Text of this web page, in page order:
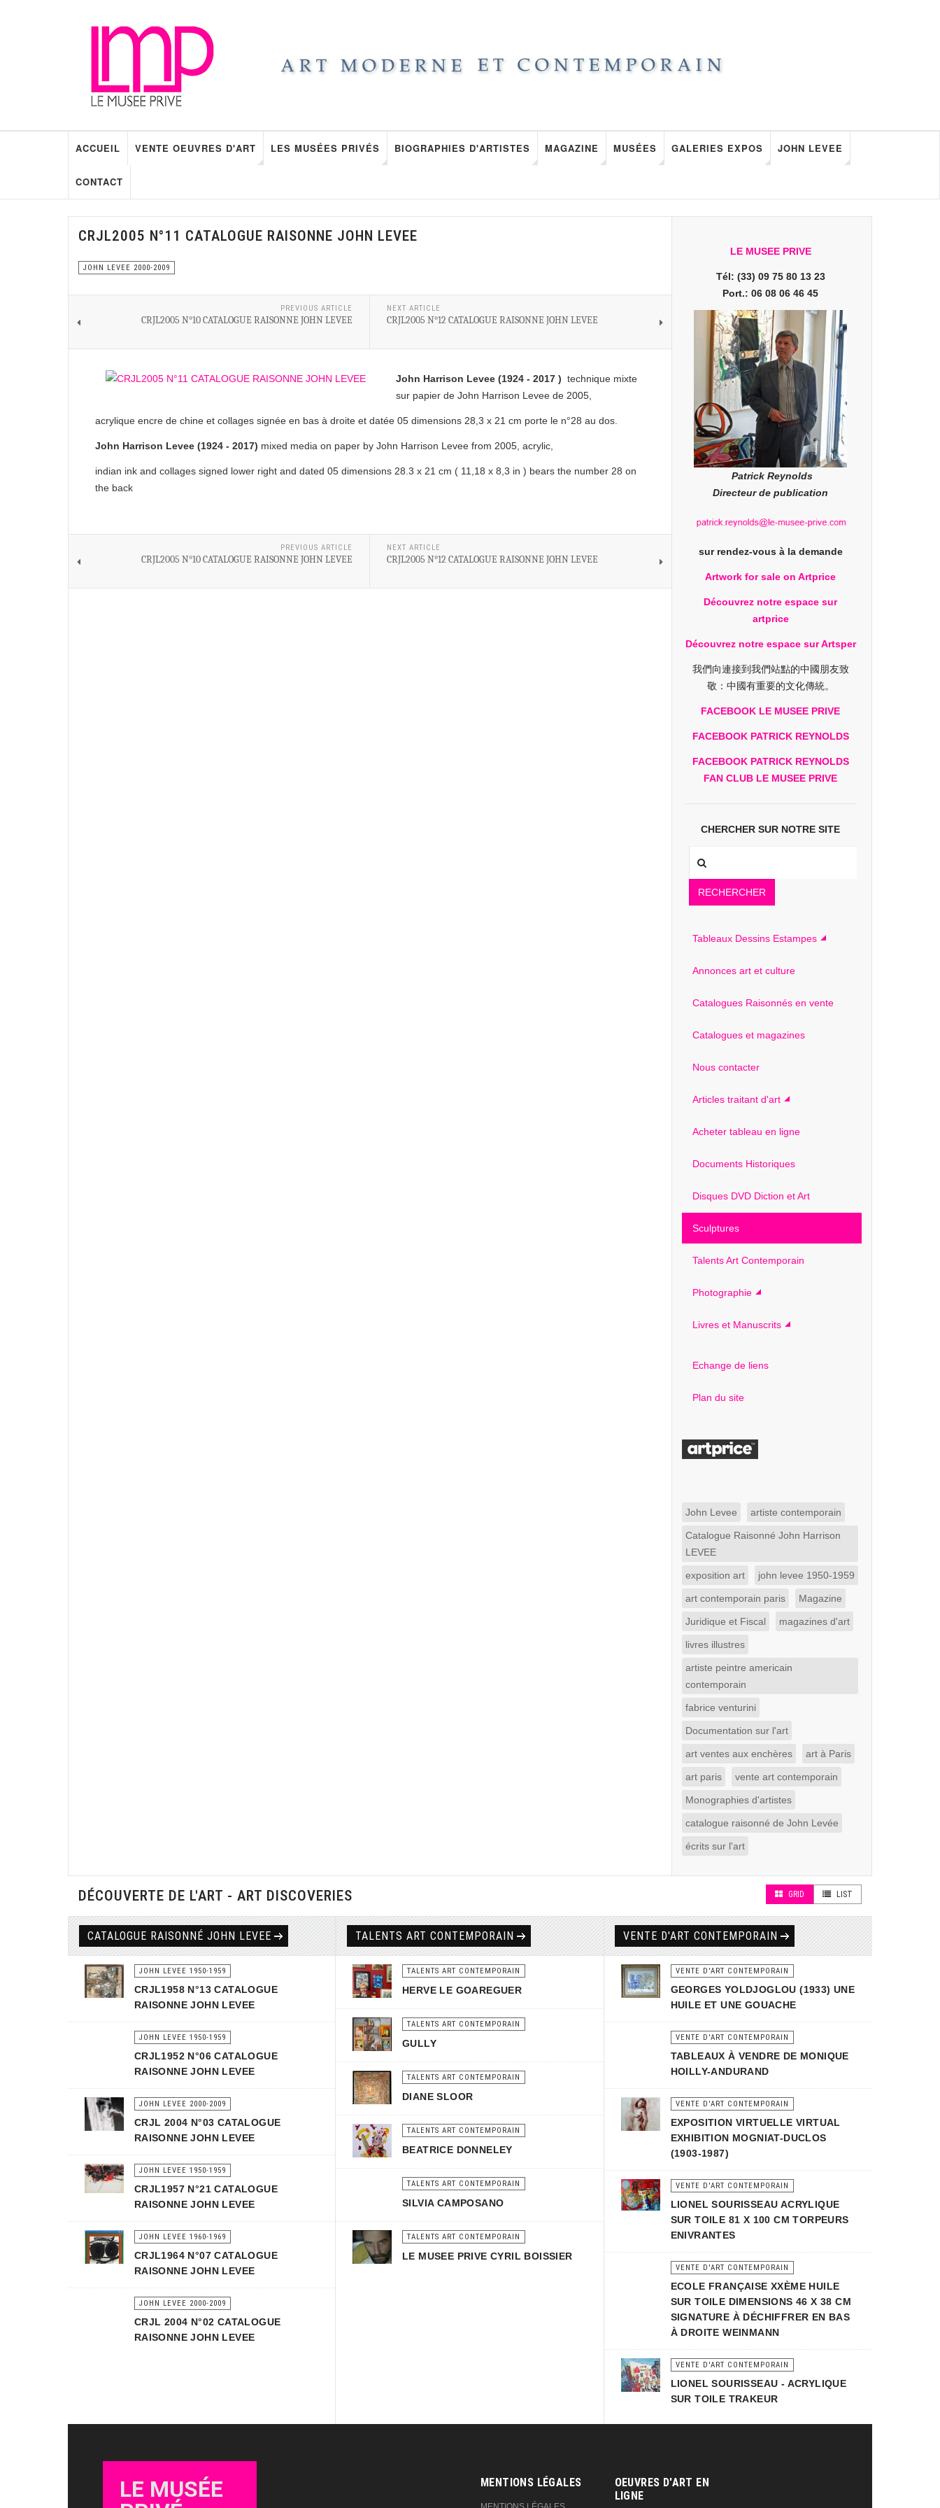
ACCUEIL VENTE OEUVRES D'ART LES MUSÉES PRIVÉS BIOGRAPHIES D'ARTISTES MAGAZINE MUSÉES GALERIES EXPOS JOHN LEVEE
CONTACT
CRJL2005 N°11 CATALOGUE RAISONNE JOHN LEVEE
JOHN LEVEE 2000-2009
PREVIOUS ARTICLE
CRJL2005 N°10 CATALOGUE RAISONNE JOHN LEVEE
NEXT ARTICLE
CRJL2005 N°12 CATALOGUE RAISONNE JOHN LEVEE
John Harrison Levee (1924 - 2017 ) technique mixte
sur papier de John Harrison Levee de 2005,
acrylique encre de chine et collages signée en bas à droite et datée 05 dimensions 28,3 x 21 cm porte le n°28 au dos.
John Harrison Levee (1924 - 2017) mixed media on paper by John Harrison Levee from 2005, acrylic,
indian ink and collages signed lower right and dated 05 dimensions 28.3 x 21 cm ( 11,18 x 8,3 in ) bears the number 28 on
the back
PREVIOUS ARTICLE
CRJL2005 N°10 CATALOGUE RAISONNE JOHN LEVEE
NEXT ARTICLE
CRJL2005 N°12 CATALOGUE RAISONNE JOHN LEVEE
LE MUSEE PRIVE
Tél: (33) 09 75 80 13 23
Port.: 06 08 06 46 45
Patrick Reynolds
Directeur de publication
sur rendez-vous à la demande
Artwork for sale on Artprice
Découvrez notre espace sur
artprice
Découvrez notre espace sur Artsper
我們向連接到我們站點的中國朋友致
敬：中國有重要的文化傳統。
FACEBOOK LE MUSEE PRIVE
FACEBOOK PATRICK REYNOLDS
FACEBOOK PATRICK REYNOLDS
FAN CLUB LE MUSEE PRIVE
CHERCHER SUR NOTRE SITE
RECHERCHER
Tableaux Dessins Estampes
Annonces art et culture
Catalogues Raisonnés en vente
Catalogues et magazines
Nous contacter
Articles traitant d'art
Acheter tableau en ligne
Documents Historiques
Disques DVD Diction et Art
Sculptures
Talents Art Contemporain
Photographie
Livres et Manuscrits
Echange de liens
Plan du site
John Levee artiste contemporain
Catalogue Raisonné John Harrison
LEVEE
exposition art john levee 1950-1959
art contemporain paris Magazine
Juridique et Fiscal magazines d'art
livres illustres
artiste peintre americain
contemporain
fabrice venturini
Documentation sur l'art
art ventes aux enchères art à Paris
art paris vente art contemporain
Monographies d'artistes
catalogue raisonné de John Levée
écrits sur l'art
DÉCOUVERTE DE L'ART - ART DISCOVERIES GRID LIST
CATALOGUE RAISONNÉ JOHN LEVEE
JOHN LEVEE 1950-1959
CRJL1958 N°13 CATALOGUE
RAISONNE JOHN LEVEE
JOHN LEVEE 1950-1959
CRJL1952 N°06 CATALOGUE
RAISONNE JOHN LEVEE
JOHN LEVEE 2000-2009
CRJL 2004 N°03 CATALOGUE
RAISONNE JOHN LEVEE
JOHN LEVEE 1950-1959
CRJL1957 N°21 CATALOGUE
RAISONNE JOHN LEVEE
JOHN LEVEE 1960-1969
CRJL1964 N°07 CATALOGUE
RAISONNE JOHN LEVEE
JOHN LEVEE 2000-2009
CRJL 2004 N°02 CATALOGUE
RAISONNE JOHN LEVEE
TALENTS ART CONTEMPORAIN
TALENTS ART CONTEMPORAIN
HERVE LE GOAREGUER
TALENTS ART CONTEMPORAIN
GULLY
TALENTS ART CONTEMPORAIN
DIANE SLOOR
TALENTS ART CONTEMPORAIN
BEATRICE DONNELEY
TALENTS ART CONTEMPORAIN
SILVIA CAMPOSANO
TALENTS ART CONTEMPORAIN
LE MUSEE PRIVE CYRIL BOISSIER
VENTE D'ART CONTEMPORAIN
VENTE D'ART CONTEMPORAIN
GEORGES YOLDJOGLOU (1933) UNE
HUILE ET UNE GOUACHE
VENTE D'ART CONTEMPORAIN
TABLEAUX À VENDRE DE MONIQUE
HOILLY-ANDURAND
VENTE D'ART CONTEMPORAIN
EXPOSITION VIRTUELLE VIRTUAL
EXHIBITION MOGNIAT-DUCLOS
(1903-1987)
VENTE D'ART CONTEMPORAIN
LIONEL SOURISSEAU ACRYLIQUE
SUR TOILE 81 X 100 CM TORPEURS
ENIVRANTES
VENTE D'ART CONTEMPORAIN
ECOLE FRANÇAISE XXÈME HUILE
SUR TOILE DIMENSIONS 46 X 38 CM
SIGNATURE À DÉCHIFFRER EN BAS
À DROITE WEINMANN
VENTE D'ART CONTEMPORAIN
LIONEL SOURISSEAU - ACRYLIQUE
SUR TOILE TRAKEUR
LE MUSÉE
MENTIONS LÉGALES
OEUVRES D'ART EN
LIGNE‎